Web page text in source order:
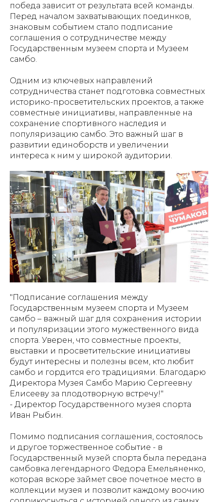
победа зависит от результата всей команды.
Перед началом захватывающих поединков,
знаковым событием стало подписание
соглашения о сотрудничестве между
Государственным музеем спорта и Музеем
самбо.
Одним из ключевых направлений
сотрудничества станет подготовка совместных
историко-просветительских проектов, а также
совместные инициативы, направленные на
сохранение спортивного наследия и
популяризацию самбо. Это важный шаг в
развитии единоборств и увеличении
интереса к ним у широкой аудитории.
"Подписание соглашения между
Государственным музеем спорта и Музеем
самбо – важный шаг для сохранения истории
и популяризации этого мужественного вида
спорта. Уверен, что совместные проекты,
выставки и просветительские инициативы
будут интересны и полезны всем, кто любит
самбо и гордится его традициями. Благодарю
Директора Музея Самбо Марию Сергеевну
Елисееву за плодотворную встречу!"
- Директор Государственного музея спорта
Иван Рыбин.
Помимо подписания соглашения, состоялось
и другое торжественное событие - в
Государственный музей спорта была передана
самбовка легендарного Федора Емельяненко,
которая вскоре займет свое почетное место в
коллекции музея и позволит каждому воочию